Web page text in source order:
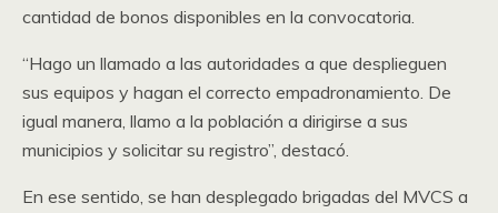
cantidad de bonos disponibles en la convocatoria.
“Hago un llamado a las autoridades a que desplieguen
sus equipos y hagan el correcto empadronamiento. De
igual manera, llamo a la población a dirigirse a sus
municipios y solicitar su registro”, destacó.
En ese sentido, se han desplegado brigadas del MVCS a